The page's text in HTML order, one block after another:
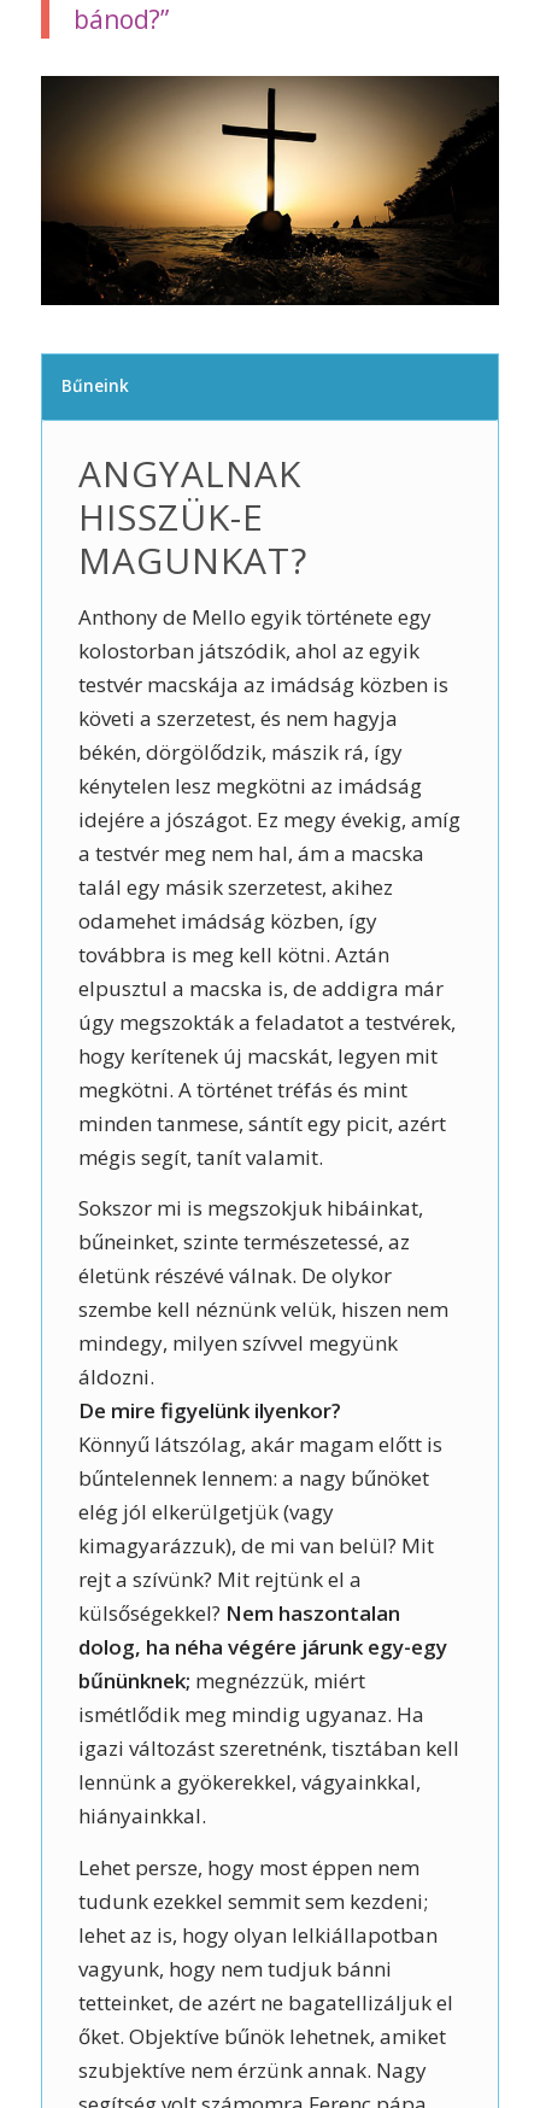
bánod?”
Bűneink
ANGYALNAK
HISSZÜK-E
MAGUNKAT?
Anthony de Mello egyik története egy
kolostorban játszódik, ahol az egyik
testvér macskája az imádság közben is
követi a szerzetest, és nem hagyja
békén, dörgölődzik, mászik rá, így
kénytelen lesz megkötni az imádság
idejére a jószágot. Ez megy évekig, amíg
a testvér meg nem hal, ám a macska
talál egy másik szerzetest, akihez
odamehet imádság közben, így
továbbra is meg kell kötni. Aztán
elpusztul a macska is, de addigra már
úgy megszokták a feladatot a testvérek,
hogy kerítenek új macskát, legyen mit
megkötni. A történet tréfás és mint
minden tanmese, sántít egy picit, azért
mégis segít, tanít valamit.
Sokszor mi is megszokjuk hibáinkat,
bűneinket, szinte természetessé, az
életünk részévé válnak. De olykor
szembe kell néznünk velük, hiszen nem
mindegy, milyen szívvel megyünk
áldozni.
De mire figyelünk ilyenkor?
Könnyű látszólag, akár magam előtt is
bűntelennek lennem: a nagy bűnöket
elég jól elkerülgetjük (vagy
kimagyarázzuk), de mi van belül? Mit
rejt a szívünk? Mit rejtünk el a
külsőségekkel? Nem haszontalan
dolog, ha néha végére járunk egy-egy
bűnünknek; megnézzük, miért
ismétlődik meg mindig ugyanaz. Ha
igazi változást szeretnénk, tisztában kell
lennünk a gyökerekkel, vágyainkkal,
hiányainkkal.
Lehet persze, hogy most éppen nem
tudunk ezekkel semmit sem kezdeni;
lehet az is, hogy olyan lelkiállapotban
vagyunk, hogy nem tudjuk bánni
tetteinket, de azért ne bagatellizáljuk el
őket. Objektíve bűnök lehetnek, amiket
szubjektíve nem érzünk annak. Nagy